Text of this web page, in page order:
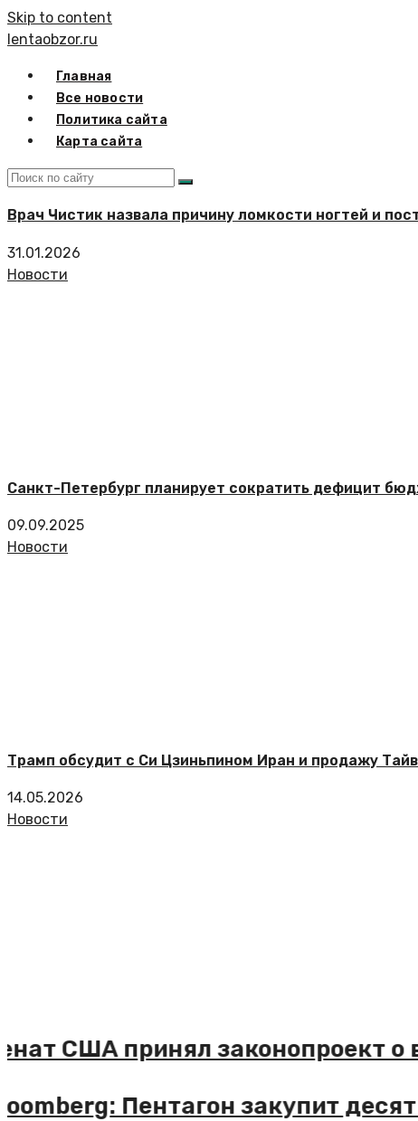
Skip to content
lentaobzor.ru
Главная
Все новости
Политика сайта
Карта сайта
Врач Чистик назвала причину ломкости ногтей и
31.01.2026
Новости
Санкт-Петербург планирует сократить дефицит
09.09.2025
Новости
Трамп обсудит с Си Цзиньпином Иран и продажу
14.05.2026
Новости
США принял законопроект о
Пентагон закупит